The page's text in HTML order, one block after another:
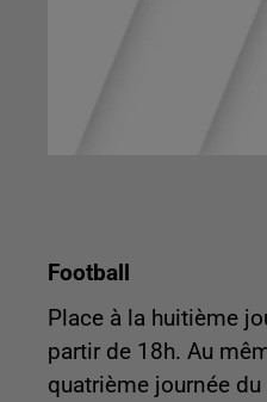
Football
Place à la huitième
partir de 18h. Au
quatrième journée